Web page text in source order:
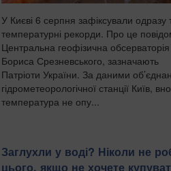
У Києві 6 серпня зафіксували одразу
температурні рекорди. Про це
Центральна геофізична обсерваторія
Бориса Срезневського, зазначають
Патріоти України. За даними
гідрометеорологічної станції Київ,
температура не опу...
Заглухли у воді? Ніколи не
цього, якщо не хочете